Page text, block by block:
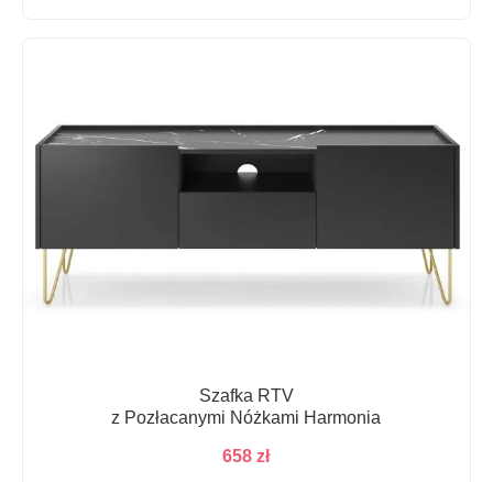
Szafka RTV
z Pozłacanymi Nóżkami Harmonia
658zł